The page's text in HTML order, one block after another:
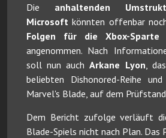
Die anhaltenden
Microsoft könnten offenbar
Folgen für die Xbox-Sparte
angenommen. Nach
soll nun auchArkane Lyon ,
beliebten Dishonored-Reihe
Marvel's Blade, auf dem
Dem Bericht zufolge verläuft
Blade-Spiels nicht nach Plan.